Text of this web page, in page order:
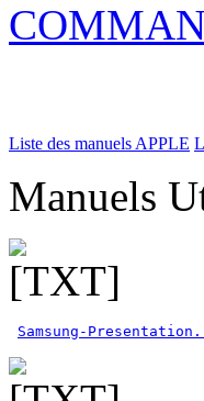
Liste des manuels APPLE
Manuels
Samsung-